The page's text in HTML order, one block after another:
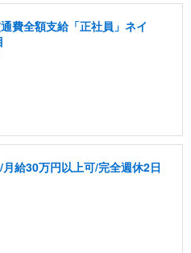
費全額支給「正社員」ネイ
給30万円以上可/完全週休2日